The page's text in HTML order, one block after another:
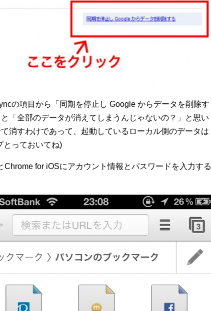
の項目から「同期を停止し Google からデータを削除す
「全部のデータが消えてしまうんじゃないの？」と思い
消すわけであって、起動しているローカル側のデータは
とっておいてね)
for iOSにアカウント情報とパスワードを入力する